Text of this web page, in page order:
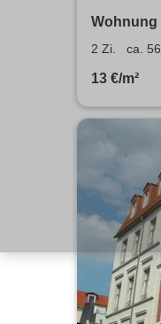
Wohnung
2 Zi. ca.
13 €/m²